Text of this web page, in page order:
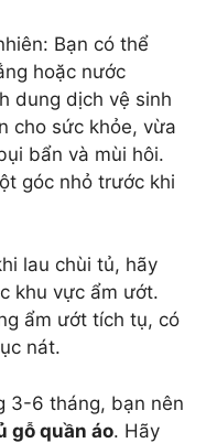
Bạn có thể
hoặc nước
dung dịch vệ sinh
cho sức khỏe, vừa
bẩn và mùi hôi.
góc nhỏ trước khi
lau chùi tủ, hãy
khu vực ẩm ướt.
ẩm ướt tích tụ, có
nát.
3-6 tháng, bạn nên
gỗ quần áo. Hãy